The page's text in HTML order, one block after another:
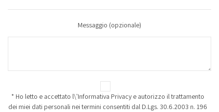
Messaggio (opzionale)
* Ho letto e accettato l\'Informativa Privacy e autorizzo il trattamento
dei miei dati personali nei termini consentiti dal D.Lgs. 30.6.2003 n. 196